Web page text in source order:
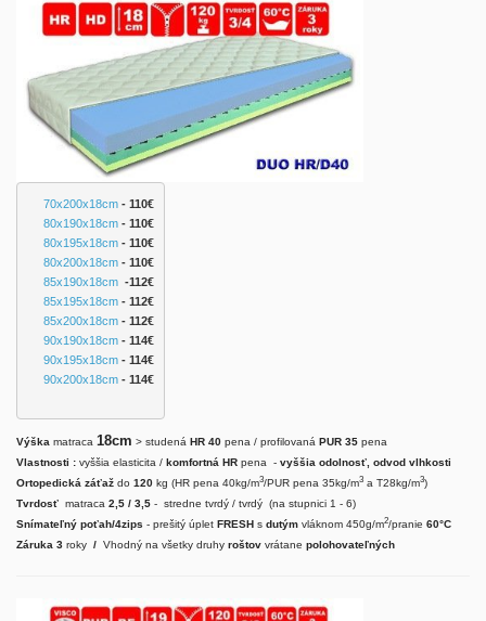
70x200x18cm - 110€
80x190x18cm - 110€
80x195x18cm - 110€
80x200x18cm - 110€
85x190x18cm -112€
85x195x18cm - 112€
85x200x18cm - 112€
90x190x18cm - 114€
90x195x18cm - 114€
90x200x18cm - 114€
Výška matraca 18cm > studená HR 40 pena / profilovaná PUR 35 pena
Vlastnosti : vyššia elasticita / komfortná HR pena - vyššia odolnosť, odvod vlhkosti
Ortopedická záťaž do 120 kg (HR pena 40kg/m3/PUR pena 35kg/m3 a T28kg/m3)
Tvrdosť matraca 2,5 / 3,5 - stredne tvrdý / tvrdý (na stupnici 1 - 6)
Snímateľný poťah/4zips - prešitý úplet FRESH s dutým vláknom 450g/m2/pranie 60°C
Záruka 3 roky / Vhodný na všetky druhy roštov vrátane polohovateľných